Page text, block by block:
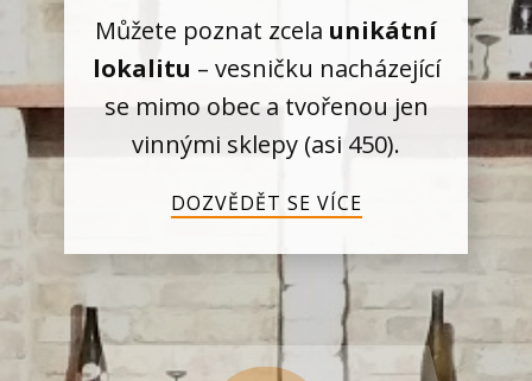
Můžete poznat zcela unikátní
lokalitu – vesničku nacházející
se mimo obec a tvořenou jen
vinnými sklepy (asi 450).
DOZVĚDĚT SE VÍCE